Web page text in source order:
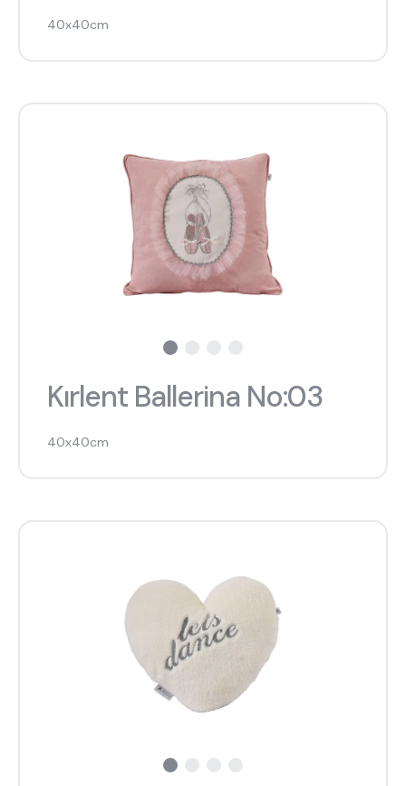
40x40cm
Kırlent Ballerina No:03
40x40cm